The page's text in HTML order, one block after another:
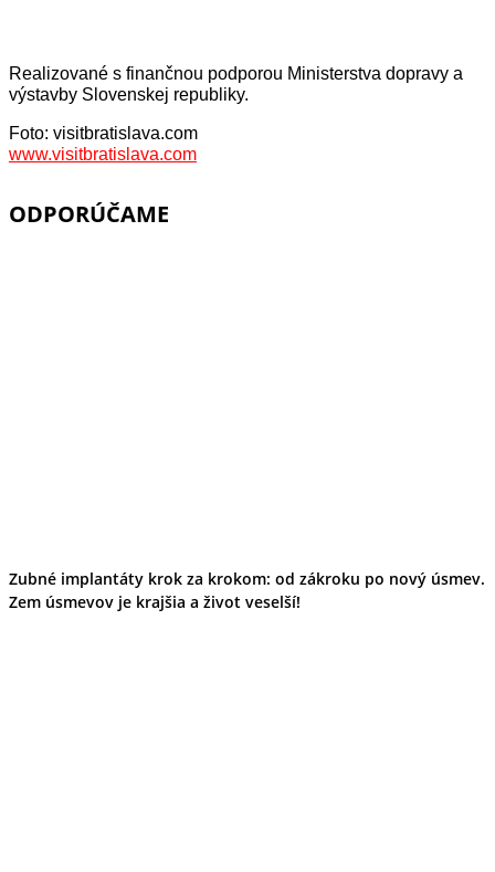
Realizované s finančnou podporou Ministerstva dopravy a
výstavby Slovenskej republiky.
Foto: visitbratislava.com
www.visitbratislava.com
ODPORÚČAME
Zubné implantáty krok za krokom: od zákroku po nový úsmev.
Zem úsmevov je krajšia a život veselší!